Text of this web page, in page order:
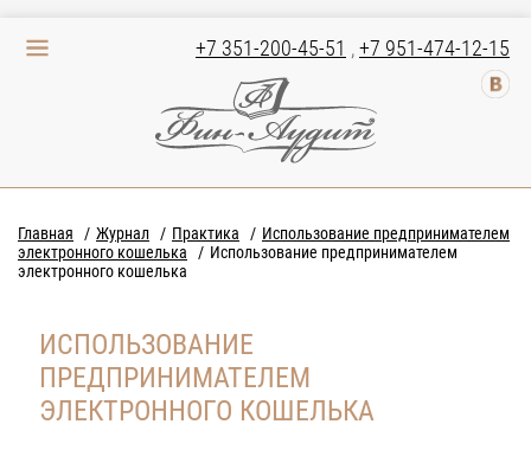
+7 351-200-45-51 ,+7 951-474-12-15
Главная Журнал Практика
Использование предпринимателем
электронного кошелька
Использование предпринимателем
электронного кошелька
ИСПОЛЬЗОВАНИЕ
ПРЕДПРИНИМАТЕЛЕМ
ЭЛЕКТРОННОГО КОШЕЛЬКА